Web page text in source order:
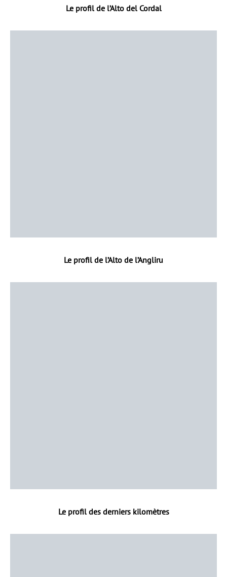
Le profil de l’Alto del Cordal
Le profil de l’Alto de l’Angliru
Le profil des derniers kilomètres